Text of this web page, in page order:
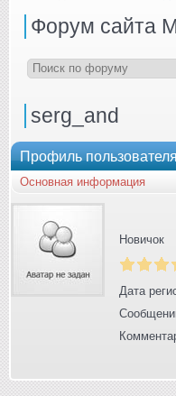
Форум сайта
serg_and
Профиль
Основная информация
Новичок
Дата